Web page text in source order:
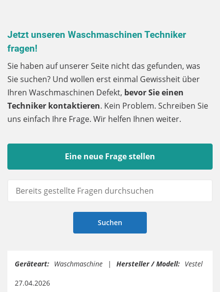
Jetzt unseren Waschmaschinen Techniker
fragen!
Sie haben auf unserer Seite nicht das gefunden, was
Sie suchen? Und wollen erst einmal Gewissheit über
Ihren Waschmaschinen Defekt, bevor Sie einen
Techniker kontaktieren. Kein Problem. Schreiben Sie
uns einfach Ihre Frage. Wir helfen Ihnen weiter.
Eine neue Frage stellen
Geräteart: Waschmaschine Hersteller / Modell: Vestel
27.04.2026